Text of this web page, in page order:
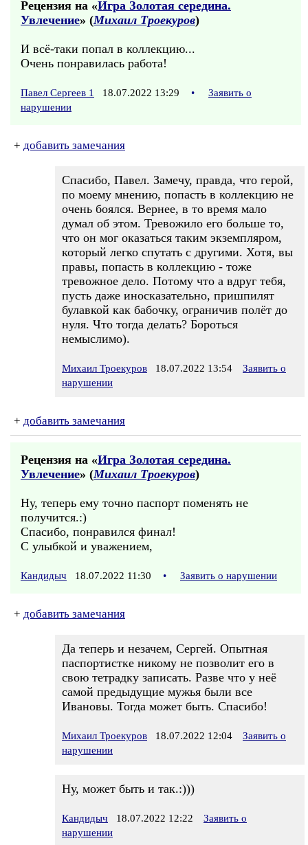
Рецензия на «Игра Золотая середина.
Увлечение» (Михаил Троекуров)
И всё-таки попал в коллекцию...
Очень понравилась работа!
Павел Сергеев 1 18.07.2022 13:29 •
Заявить о
нарушении
+ добавить замечания
Спасибо, Павел. Замечу, правда, что герой,
по моему мнению, попасть в коллекцию не
очень боялся. Вернее, в то время мало
думал об этом. Тревожило его больше то,
что он мог оказаться таким экземпляром,
который легко спутать с другими. Хотя, вы
правы, попасть в коллекцию - тоже
тревожное дело. Потому что а вдруг тебя,
пусть даже иносказательно, пришпилят
булавкой как бабочку, ограничив полёт до
нуля. Что тогда делать? Бороться
немыслимо).
Михаил Троекуров 18.07.2022 13:54
Заявить о
нарушении
+ добавить замечания
Рецензия на «Игра Золотая середина.
Увлечение» (Михаил Троекуров)
Ну, теперь ему точно паспорт поменять не
получится.:)
Спасибо, понравился финал!
С улыбкой и уважением,
Кандидыч 18.07.2022 11:30 • Заявить о нарушении
+ добавить замечания
Да теперь и незачем, Сергей. Опытная
паспортистке никому не позволит его в
свою тетрадку записать. Разве что у неё
самой предыдущие мужья были все
Ивановы. Тогда может быть. Спасибо!
Михаил Троекуров 18.07.2022 12:04
Заявить о
нарушении
Ну, может быть и так.:)))
Кандидыч 18.07.2022 12:22
Заявить о
нарушении